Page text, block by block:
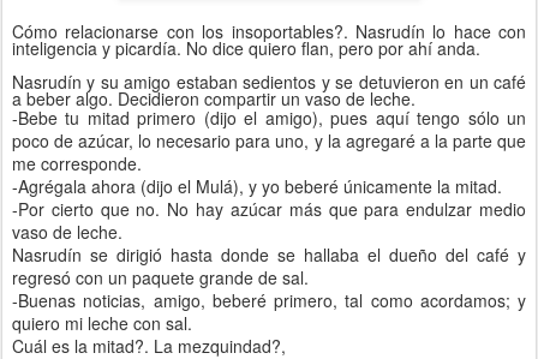
Cómo relacionarse con los insoportables?. Nasrudín lo hace con
inteligencia y picardía. No dice quiero flan, pero por ahí anda.
Nasrudín y su amigo estaban sedientos y se detuvieron en un café
a beber algo. Decidieron compartir un vaso de leche.
-Bebe tu mitad primero (dijo el amigo), pues aquí tengo sólo un
poco de azúcar, lo necesario para uno, y la agregaré a la parte que
me corresponde.
-Agrégala ahora (dijo el Mulá), y yo beberé únicamente la mitad.
-Por cierto que no. No hay azúcar más que para endulzar medio
vaso de leche.
Nasrudín se dirigió hasta donde se hallaba el dueño del café y
regresó con un paquete grande de sal.
-Buenas noticias, amigo, beberé primero, tal como acordamos; y
quiero mi leche con sal.
Cuál es la mitad?. La mezquindad?,